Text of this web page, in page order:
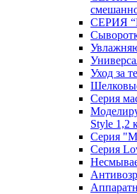
СЕРИЯ
Уход за
Серия
Style 1,2
Серия
Cерия